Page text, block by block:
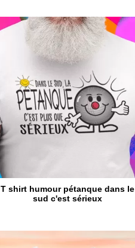
T shirt humour pétanque dans le
sud c'est sérieux